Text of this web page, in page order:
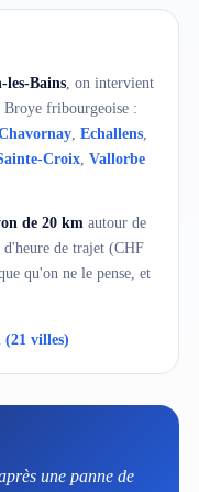
les-Bains, on intervient
fribourgeoise :
, Echallens,
Croix, Vallorbe
de 20 km autour de
de trajet (CHF
qu'on ne le pense, et
villes)
une panne de